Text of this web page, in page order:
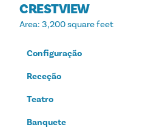
CRESTVIEW
Area: 3,200 square feet
Configuração
Receção
Teatro
Banquete